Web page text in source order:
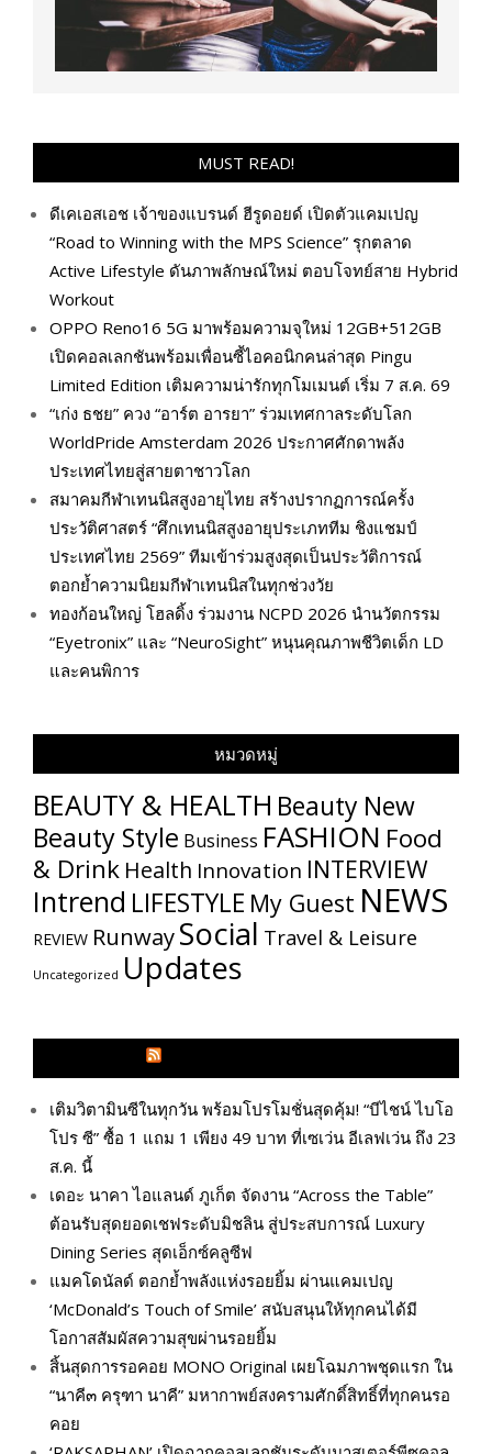
MUST READ!
ดีเคเอสเอช เจ้าของแบรนด์ ฮีรูดอยด์ เปิดตัวแคมเปญ
“Road to Winning with the MPS Science” รุกตลาด
Active Lifestyle ดันภาพลักษณ์ใหม่ ตอบโจทย์สาย Hybrid
Workout
OPPO Reno16 5G มาพร้อมความจุใหม่ 12GB+512GB
เปิดคอลเลกชันพร้อมเพื่อนซี้ไอคอนิกคนล่าสุด Pingu
Limited Edition เติมความน่ารักทุกโมเมนต์ เริ่ม 7 ส.ค. 69
“เก่ง ธชย” ควง “อาร์ต อารยา” ร่วมเทศกาลระดับโลก
WorldPride Amsterdam 2026 ประกาศศักดาพลัง
ประเทศไทยสู่สายตาชาวโลก
สมาคมกีฬาเทนนิสสูงอายุไทย สร้างปรากฏการณ์ครั้ง
ประวัติศาสตร์ “ศึกเทนนิสสูงอายุประเภททีม ชิงแชมป์
ประเทศไทย 2569” ทีมเข้าร่วมสูงสุดเป็นประวัติการณ์
ตอกย้ำความนิยมกีฬาเทนนิสในทุกช่วงวัย
ทองก้อนใหญ่ โฮลดิ้ง ร่วมงาน NCPD 2026 นำนวัตกรรม
“Eyetronix” และ “NeuroSight” หนุนคุณภาพชีวิตเด็ก LD
และคนพิการ
หมวดหมู่
BEAUTY & HEALTH Beauty New
Beauty Style Business FASHION Food
& Drink Health Innovation INTERVIEW
Intrend LIFESTYLE My​ Guest NEWS
REVIEW RunwaySocial Travel & Leisure
Uncategorized Updates
เติมวิตามินซีในทุกวัน พร้อมโปรโมชั่นสุดคุ้ม! “บีไชน์ ไบโอ
โปร ซี” ซื้อ 1 แถม 1 เพียง 49 บาท ที่เซเว่น อีเลฟเว่น ถึง 23
ส.ค. นี้
เดอะ นาคา ไอแลนด์ ภูเก็ต จัดงาน “Across the Table”
ต้อนรับสุดยอดเชฟระดับมิชลิน สู่ประสบการณ์ Luxury
Dining Series สุดเอ็กซ์คลูซีฟ
แมคโดนัลด์ ตอกย้ำพลังแห่งรอยยิ้ม ผ่านแคมเปญ
‘McDonald’s Touch of Smile’ สนับสนุนให้ทุกคนได้มี
โอกาสสัมผัสความสุขผ่านรอยยิ้ม
สิ้นสุดการรอคอย MONO Original เผยโฉมภาพชุดแรก ใน
“นาคี๓ ครุฑา นาคี” มหากาพย์สงครามศักดิ์สิทธิ์ที่ทุกคนรอ
คอย